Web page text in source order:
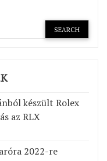
készült Rolex
az RLX
2022-re